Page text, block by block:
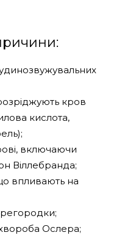
кров
кислота,
включаючи
Віллебранда;
впливають на
хвороба Ослера;